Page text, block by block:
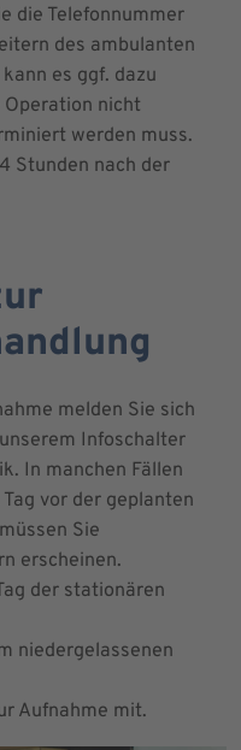
die Telefonnummer
des ambulanten
es ggf. dazu
nicht
werden muss.
Stunden nach der
melden Sie sich
Infoschalter
In manchen Fällen
vor der geplanten
Sie
erscheinen.
der stationären
niedergelassenen
Aufnahme mit.